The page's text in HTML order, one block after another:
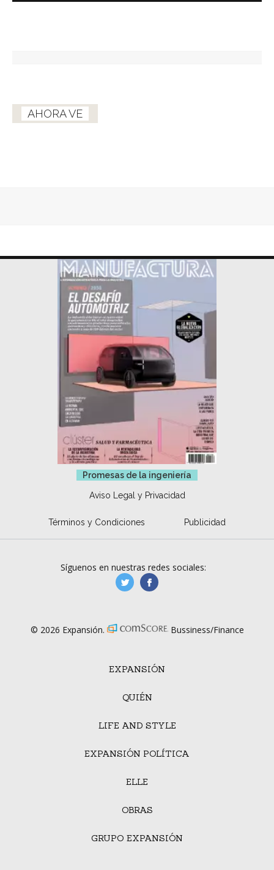
AHORA VE
Promesas de la ingeniería
Aviso Legal y Privacidad
Términos y Condiciones Publicidad
EXPANSIÓN
QUIÉN
LIFE AND STYLE
EXPANSIÓN POLÍTICA
ELLE
OBRAS
GRUPO EXPANSIÓN
Síguenos en nuestras redes sociales:
manufacturaGE
© 2026 Expansión. Bussiness/Finance